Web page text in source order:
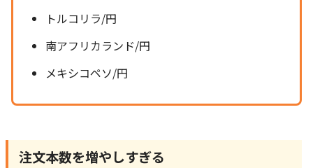
トルコリラ/円
南アフリカランド/円
メキシコペソ/円
注文本数を増やしすぎる